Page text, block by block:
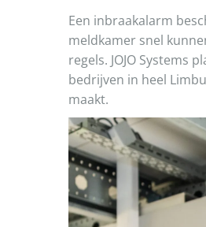
Een inbraakalarm
meldkamer snel
regels. JOJO Systems
bedrijven in heel
maakt.